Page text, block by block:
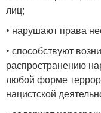
лиц;
• нарушают права
• способствуют
распространению
любой форме
нацистской